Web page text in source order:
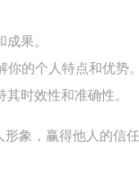
果。
的个人特点和优势。
时效性和准确性。
象，赢得他人的信